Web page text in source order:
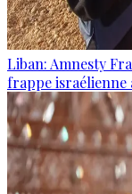
Liban: Amnesty
frappe israélienne